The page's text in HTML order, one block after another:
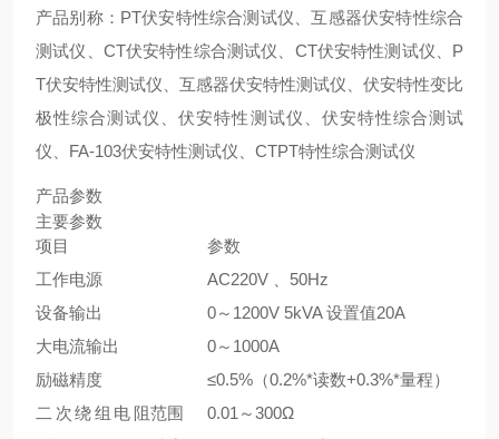
产品别称：PT伏安特性综合测试仪、互感器伏安特性综合
测试仪、CT伏安特性综合测试仪、CT伏安特性测试仪、P
T伏安特性测试仪、互感器伏安特性测试仪、伏安特性变比
极性综合测试仪、伏安特性测试仪、伏安特性综合测试
仪、FA-103伏安特性测试仪、CTPT特性综合测试仪
产品参数
主要参数
项目
参数
工作电源
AC220V 、50Hz
设备输出
0～1200V 5kVA 设置值20A
大电流输出
0～1000A
励磁精度
≤0.5%（0.2%*读数+0.3%*量程）
二次绕组电阻范围
0.01～300Ω